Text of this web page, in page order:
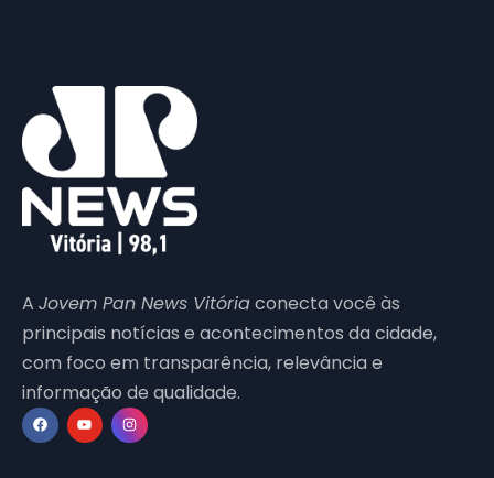
A Jovem Pan News Vitóriaconecta você às
principais notícias e acontecimentos da cidade,
com foco em transparência, relevância e
informação de qualidade.